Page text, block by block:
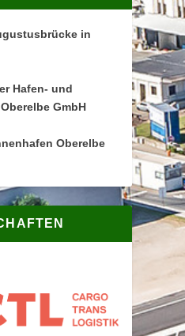
in
Hafen- und
GmbH
Oberelbe